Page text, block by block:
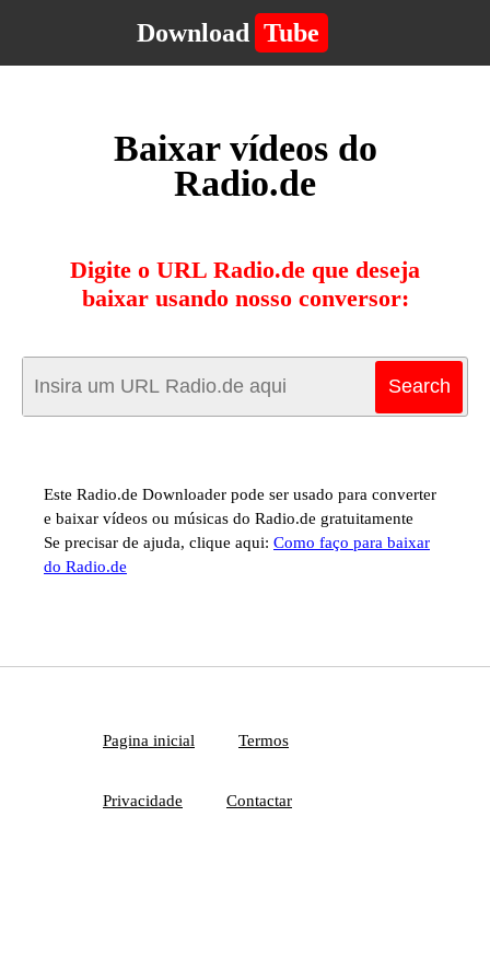
Download Tube
Baixar vídeos do
Radio.de
Digite o URL Radio.de que deseja
baixar usando nosso conversor:
Este Radio.de Downloader pode ser usado para converter
e baixar vídeos ou músicas do Radio.de gratuitamente
Se precisar de ajuda, clique aqui: Como faço para baixar
do Radio.de
Pagina inicial Termos
Privacidade Contactar